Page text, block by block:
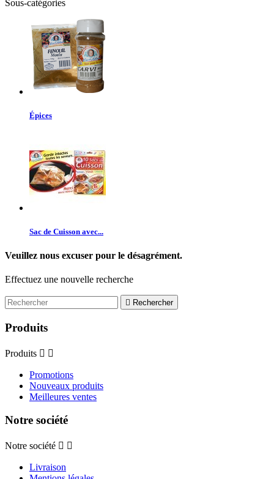
Sous-catégories
Épices
Sac de Cuisson avec...
Veuillez nous excuser pour le désagrément.
Effectuez une nouvelle recherche
 Rechercher
Produits
Produits  
Promotions
Nouveaux produits
Meilleures ventes
Notre société
Notre société  
Livraison